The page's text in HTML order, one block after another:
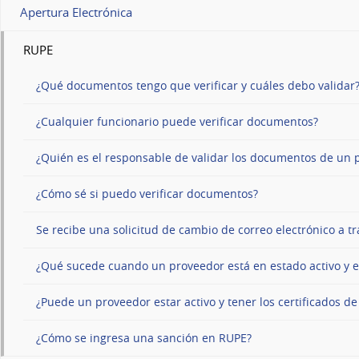
Apertura Electrónica
RUPE
¿Qué documentos tengo que verificar y cuáles debo validar?
¿Cualquier funcionario puede verificar documentos?
¿Quién es el responsable de validar los documentos de un
¿Cómo sé si puedo verificar documentos?
Se recibe una solicitud de cambio de correo electrónico a
¿Qué sucede cuando un proveedor está en estado activo
¿Puede un proveedor estar activo y tener los certificados de
¿Cómo se ingresa una sanción en RUPE?